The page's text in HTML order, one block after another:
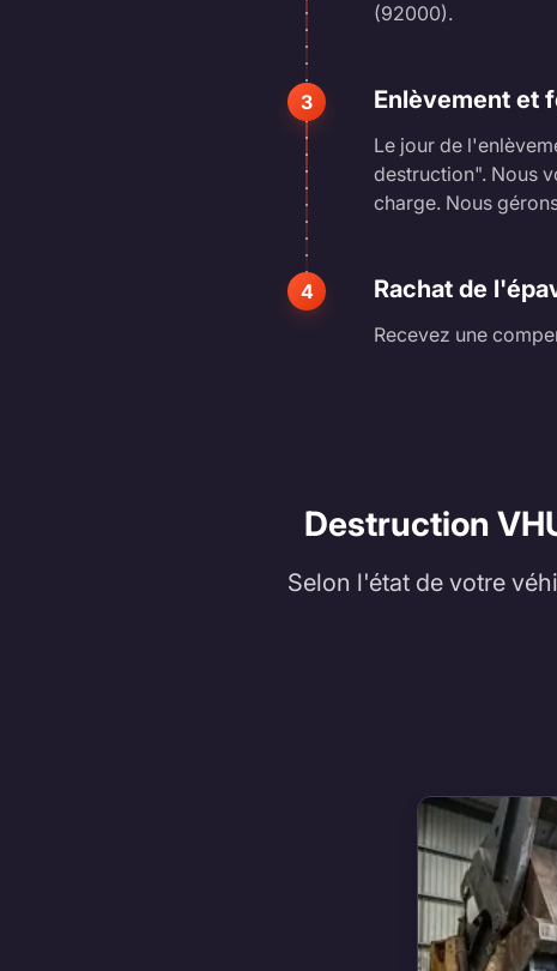
(92000).
3 Enlèvement et
Le jour de
destruction". Nous
charge. Nous
4 Rachat de
Recevez une
Destruction
Selon l'état de votre